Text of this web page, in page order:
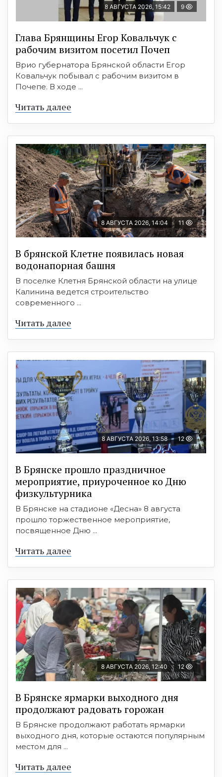
8 АВГУСТА 2026, 15:42 9
Глава Брянщины Егор Ковальчук с
рабочим визитом посетил Почеп
Врио губернатора Брянской области Егор
Ковальчук побывал с рабочим визитом в
Почепе. В ходе ...
Читать далее
8 АВГУСТА 2026, 14:04 11
В брянской Клетне появилась новая
водонапорная башня
В поселке Клетня Брянской области на улице
Калинина ведется строительство
современного ...
Читать далее
8 АВГУСТА 2026, 13:58 12
В Брянске прошло праздничное
мероприятие, приуроченное ко Дню
физкультурника
В Брянске на стадионе «Десна» 8 августа
прошло торжественное мероприятие,
посвященное Дню ...
Читать далее
8 АВГУСТА 2026, 12:40 12
В Брянске ярмарки выходного дня
продолжают радовать горожан
В Брянске продолжают работать ярмарки
выходного дня, которые остаются популярным
местом для ...
Читать далее